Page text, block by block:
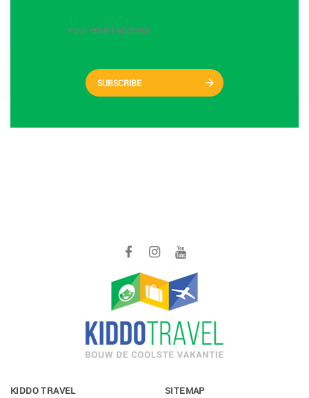
SUBSCRIBE
KIDDO TRAVEL SITEMAP